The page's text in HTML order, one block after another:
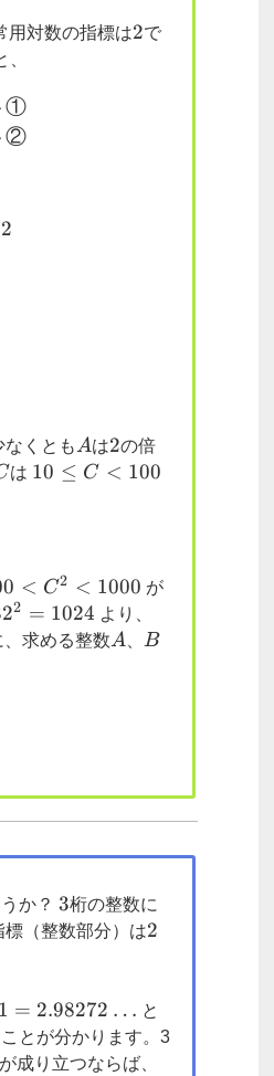
用対数の指標は2
2で
\log_{10}A=2+a &
①
②
\log_{10}B=2
2
\log_{10}\dfrac{A^2}{B}=2
\dfrac{A^2}{B}=10^2
B
くともA
Aは2
2の倍
は 10
100
10 ≤ C < 100
< C2 < 1000 が
22 = 1024 より、
求める整数A
A、 B
B
\ B=961}
か？ 3
3桁の整数に
（整数部分）は2
2
= 2.98272 … と
とが分かります。3
成り立つならば、